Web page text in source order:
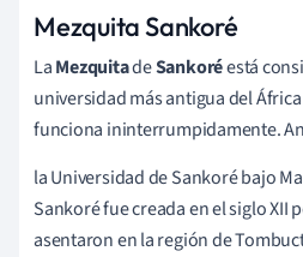
Mezquita Sankoré
LaMezquitadeSankoréestá
universidad más antigua del
funciona ininterrumpidamente.
la Universidad de Sankoré bajo
Sankoré fue creada en el siglo XII
asentaron en la región de